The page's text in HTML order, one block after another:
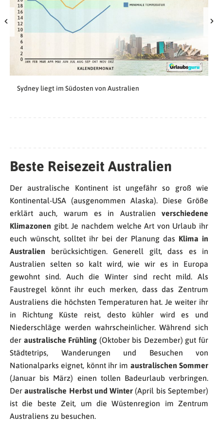
Sydney liegt im Südosten von Australien
Beste Reisezeit Australien
Der australische Kontinent ist ungefähr so groß wie
Kontinental-USA (ausgenommen Alaska). Diese Größe
erklärt auch, warum es in Australien verschiedene
Klimazonen gibt. Je nachdem welche Art von Urlaub ihr
euch wünscht, solltet ihr bei der Planung das Klima in
Australien berücksichtigen. Generell gilt, dass es in
Australien selten so kalt wird, wie wir es in Europa
gewohnt sind. Auch die Winter sind recht mild. Als
Faustregel könnt ihr euch merken, dass das Zentrum
Australiens die höchsten Temperaturen hat. Je weiter ihr
in Richtung Küste reist, desto kühler wird es und
Niederschläge werden wahrscheinlicher. Während sich
der australische Frühling (Oktober bis Dezember) gut für
Städtetrips, Wanderungen und Besuchen von
Nationalparks eignet, könnt ihr im australischen Sommer
(Januar bis März) einen tollen Badeurlaub verbringen.
Deraustralische Herbst und Winter (April bis September)
ist die beste Zeit, um die Wüstenregion im Zentrum
Australiens zu besuchen.